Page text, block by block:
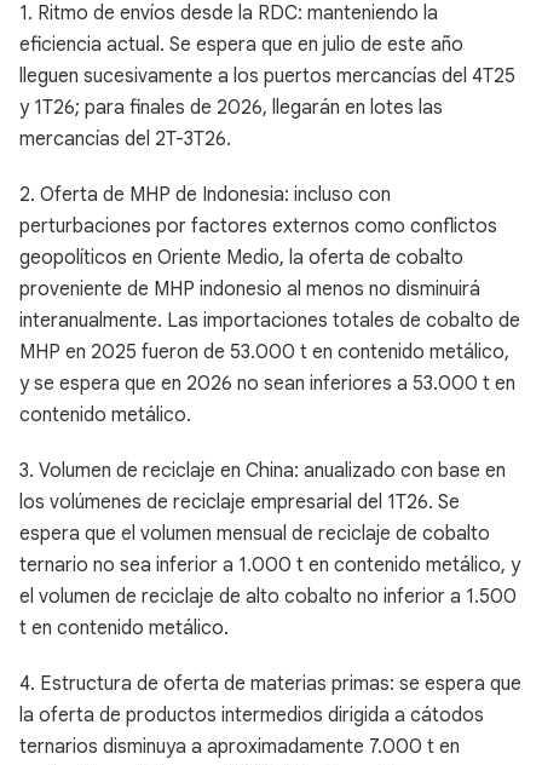
1. Ritmo de envíos desde la RDC: manteniendo la
eficiencia actual. Se espera que en julio de este año
lleguen sucesivamente a los puertos mercancías del 4T25
y 1T26; para finales de 2026, llegarán en lotes las
mercancías del 2T-3T26.
2. Oferta de MHP de Indonesia: incluso con
perturbaciones por factores externos como conflictos
geopolíticos en Oriente Medio, la oferta de cobalto
proveniente de MHP indonesio al menos no disminuirá
interanualmente. Las importaciones totales de cobalto de
MHP en 2025 fueron de 53.000 t en contenido metálico,
y se espera que en 2026 no sean inferiores a 53.000 t en
contenido metálico.
3. Volumen de reciclaje en China: anualizado con base en
los volúmenes de reciclaje empresarial del 1T26. Se
espera que el volumen mensual de reciclaje de cobalto
ternario no sea inferior a 1.000 t en contenido metálico, y
el volumen de reciclaje de alto cobalto no inferior a 1.500
t en contenido metálico.
4. Estructura de oferta de materias primas: se espera que
la oferta de productos intermedios dirigida a cátodos
ternarios disminuya a aproximadamente 7.000 t en